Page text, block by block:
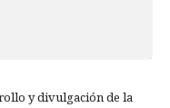
y divulgación de la